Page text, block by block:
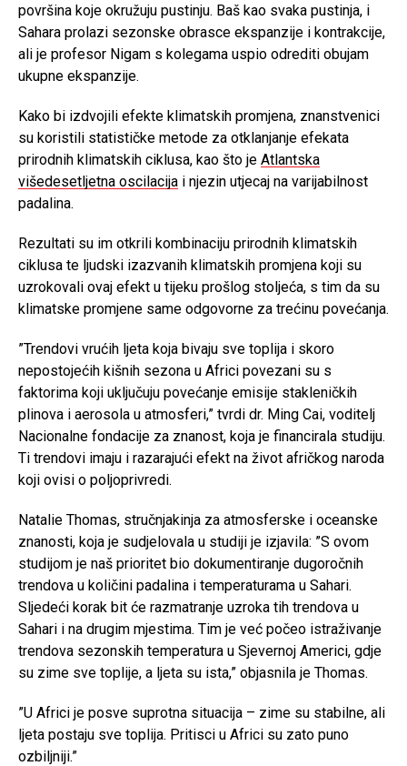
površina koje okružuju pustinju. Baš kao svaka pustinja, i
Sahara prolazi sezonske obrasce ekspanzije i kontrakcije,
ali je profesor Nigam s kolegama uspio odrediti obujam
ukupne ekspanzije.
Kako bi izdvojili efekte klimatskih promjena, znanstvenici
su koristili statističke metode za otklanjanje efekata
prirodnih klimatskih ciklusa, kao što je Atlantska
višedesetljetna oscilacija i njezin utjecaj na varijabilnost
padalina.
Rezultati su im otkrili kombinaciju prirodnih klimatskih
ciklusa te ljudski izazvanih klimatskih promjena koji su
uzrokovali ovaj efekt u tijeku prošlog stoljeća, s tim da su
klimatske promjene same odgovorne za trećinu povećanja.
”Trendovi vrućih ljeta koja bivaju sve toplija i skoro
nepostojećih kišnih sezona u Africi povezani su s
faktorima koji uključuju povećanje emisije stakleničkih
plinova i aerosola u atmosferi,” tvrdi dr. Ming Cai, voditelj
Nacionalne fondacije za znanost, koja je financirala studiju.
Ti trendovi imaju i razarajući efekt na život afričkog naroda
koji ovisi o poljoprivredi.
Natalie Thomas, stručnjakinja za atmosferske i oceanske
znanosti, koja je sudjelovala u studiji je izjavila: ”S ovom
studijom je naš prioritet bio dokumentiranje dugoročnih
trendova u količini padalina i temperaturama u Sahari.
Sljedeći korak bit će razmatranje uzroka tih trendova u
Sahari i na drugim mjestima. Tim je već počeo istraživanje
trendova sezonskih temperatura u Sjevernoj Americi, gdje
su zime sve toplije, a ljeta su ista,” objasnila je Thomas.
”U Africi je posve suprotna situacija – zime su stabilne, ali
ljeta postaju sve toplija. Pritisci u Africi su zato puno
ozbiljniji.”